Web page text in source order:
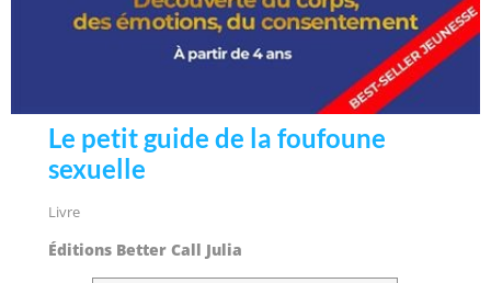
Le petit guide de la foufoune
sexuelle
Livre
Éditions Better Call Julia